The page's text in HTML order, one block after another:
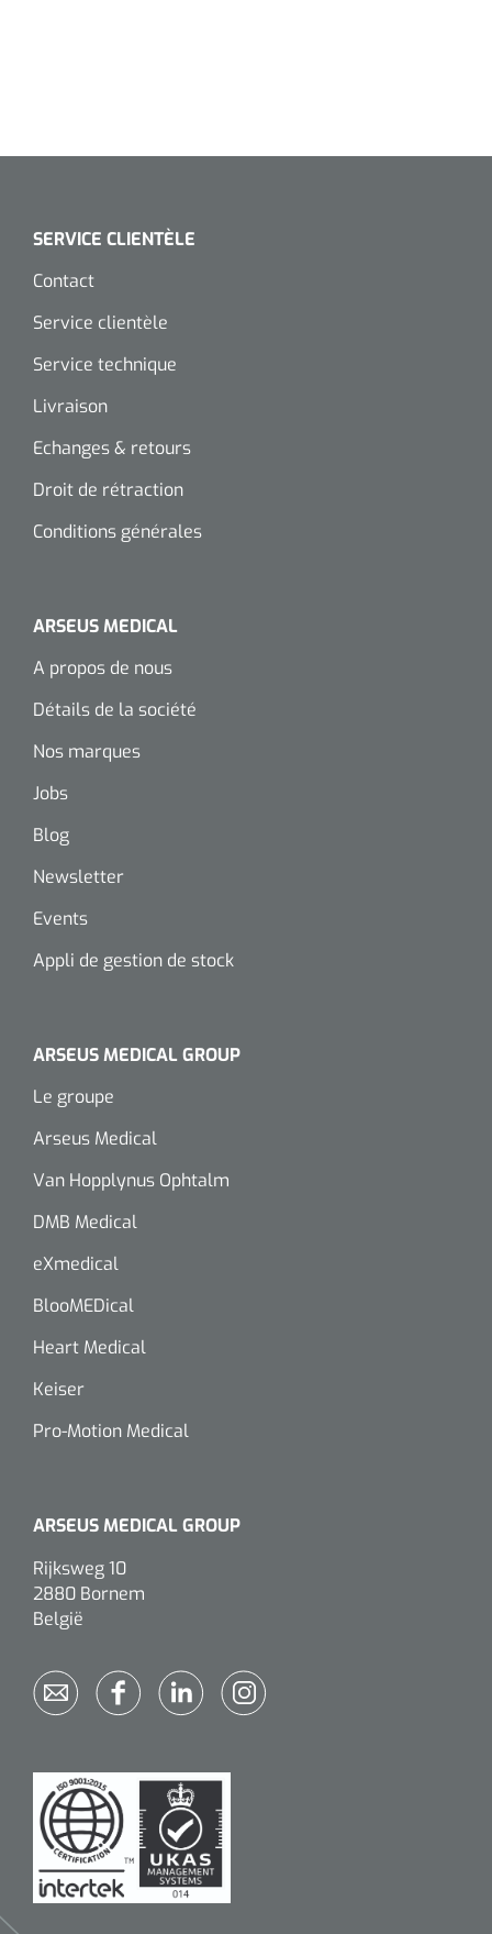
SERVICE CLIENTÈLE
Contact
Service clientèle
Service technique
Livraison
Echanges & retours
Droit de rétraction
Conditions générales
ARSEUS MEDICAL
A propos de nous
Détails de la société
Nos marques
Jobs
Blog
Newsletter
Events
Appli de gestion de stock
ARSEUS MEDICAL GROUP
Le groupe
Arseus Medical
Van Hopplynus Ophtalm
DMB Medical
eXmedical
BlooMEDical
Heart Medical
Keiser
Pro-Motion Medical
ARSEUS MEDICAL GROUP
Rijksweg 10
2880 Bornem
België